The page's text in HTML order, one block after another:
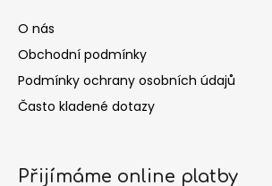
O nás
Obchodní podmínky
Podmínky ochrany osobních údajů
Často kladené dotazy
Přijímáme online platby